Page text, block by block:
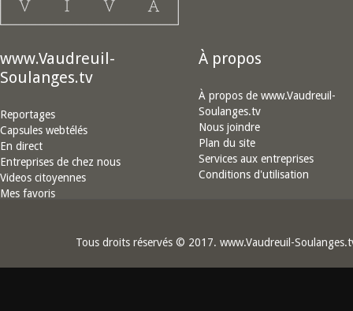
www.Vaudreuil-
Soulanges.tv
Reportages
Capsules webtélés
En direct
Entreprises de chez nous
Videos citoyennes
Mes favoris
À propos
À propos de www.Vaudreuil-
Soulanges.tv
Nous joindre
Plan du site
Services aux entreprises
Conditions d'utilisation
Tous droits réservés © 2017. www.Vaudreuil-